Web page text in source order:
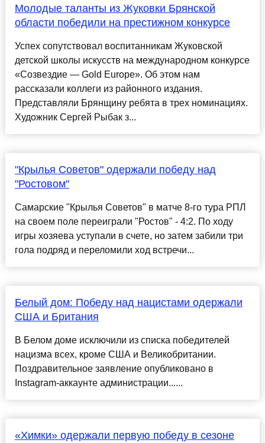
Молодые таланты из Жуковки Брянской
области победили на престижном конкурсе
Успех сопутствовал воспитанникам Жуковской
детской школы искусств на международном конкурсе
«Созвездие — Gold Europe». Об этом нам
рассказали коллеги из районного издания.
Представляли Брянщину ребята в трех номинациях.
Художник Сергей Рыбак з...
"Крылья Советов" одержали победу над
"Ростовом"
Самарские "Крылья Советов" в матче 8-го тура РПЛ
на своем поле переиграли "Ростов" - 4:2. По ходу
игры хозяева уступали в счете, но затем забили три
гола подряд и переломили ход встречи...
Белый дом: Победу над нацистами одержали
США и Британия
В Белом доме исключили из списка победителей
нацизма всех, кроме США и Великобритании.
Поздравительное заявление опубликовано в
Instagram-аккаунте администрации......
«Химки» одержали первую победу в сезоне